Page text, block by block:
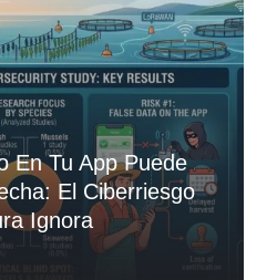
En Tu App Puede
El Ciberriesgo
Ignora